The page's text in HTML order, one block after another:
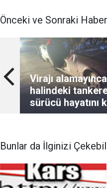
Önceki ve Sonraki
Virajı
halindeki
sürücü hayatını
Bunlar da İlginizi